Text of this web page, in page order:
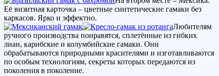
Её визитная карточка – цветные синтетические гамаки без
каркасов. Ярко и эффектно.
Любителям
ручного производства понравятся, сплетённые из гибких
лиан, карибские и колумбийские гамаки. Они
обрабатываются природными красителями и изготавливаются
по особым технологиям, секреты которых передаются из
поколения в поколение.